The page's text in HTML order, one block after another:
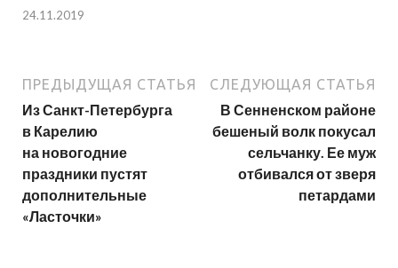
24.11.2019
ПРЕДЫДУЩАЯ СТАТЬЯ
Из Санкт-Петербурга
в Карелию
на новогодние
праздники пустят
дополнительные
«Ласточки»
СЛЕДУЮЩАЯ СТАТЬЯ
В Сенненском районе
бешеный волк покусал
сельчанку. Ее муж
отбивался от зверя
петардами